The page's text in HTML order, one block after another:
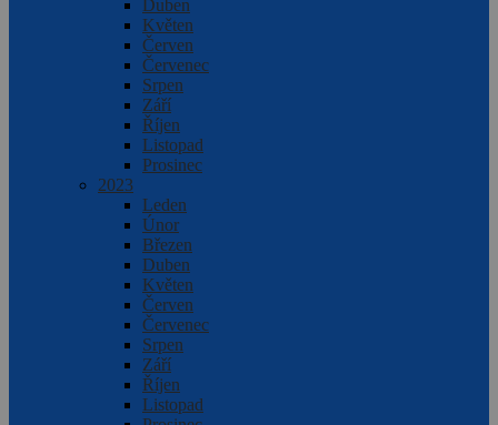
Duben
Květen
Červen
Červenec
Srpen
Září
Říjen
Listopad
Prosinec
2023
Leden
Únor
Březen
Duben
Květen
Červen
Červenec
Srpen
Září
Říjen
Listopad